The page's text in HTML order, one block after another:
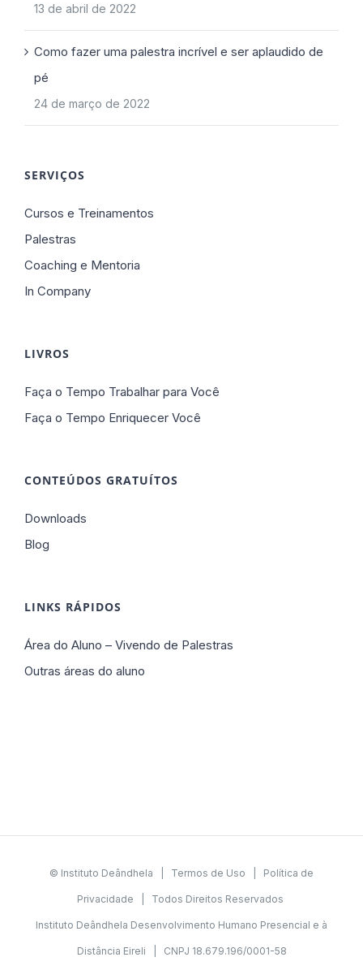
13 de abril de 2022
Como fazer uma palestra incrível e ser aplaudido de
pé
24 de março de 2022
SERVIÇOS
Cursos e Treinamentos
Palestras
Coaching e Mentoria
In Company
LIVROS
Faça o Tempo Trabalhar para Você
Faça o Tempo Enriquecer Você
CONTEÚDOS GRATUÍTOS
Downloads
Blog
LINKS RÁPIDOS
Área do Aluno – Vivendo de Palestras
Outras áreas do aluno
© Instituto Deândhela | Termos de Uso Política de
Privacidade | Todos Direitos Reservados
Instituto Deândhela Desenvolvimento Humano Presencial e à
Distância Eireli | CNPJ 18.679.196/0001-58